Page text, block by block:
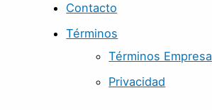
Contacto
Términos
Términos Empresa
Privacidad